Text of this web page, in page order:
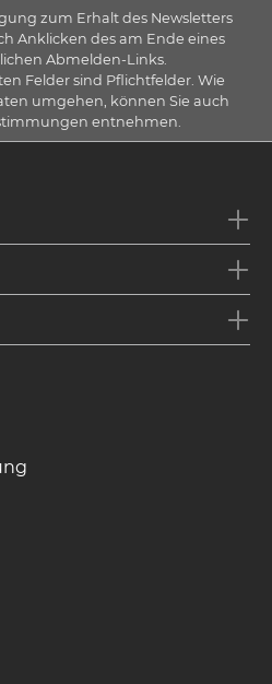
zum Erhalt des Newsletters
Anklicken des am Ende eines
Abmelden-Links.
Felder sind Pflichtfelder. Wie
umgehen, können Sie auch
entnehmen.